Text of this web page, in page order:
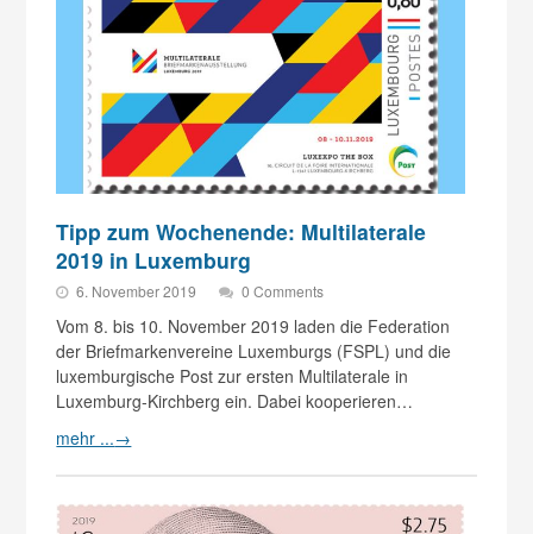
Tipp zum Wochenende: Multilaterale
2019 in Luxemburg
6. November 2019 0 Comments
Vom 8. bis 10. November 2019 laden die Federation
der Briefmarkenvereine Luxemburgs (FSPL) und die
luxemburgische Post zur ersten Multilaterale in
Luxemburg-Kirchberg ein. Dabei kooperieren…
mehr ...→